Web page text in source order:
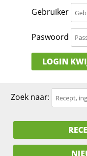
Gebruiker
Paswoord
LOGIN
Zoek naar: